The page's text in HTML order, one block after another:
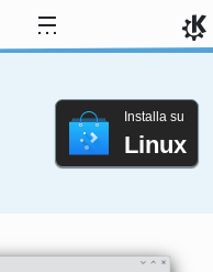
Installa su
Linux